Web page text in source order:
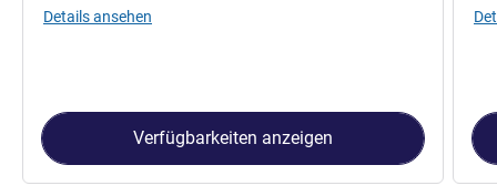
Details ansehen
Verfügbarkeiten anzeigen